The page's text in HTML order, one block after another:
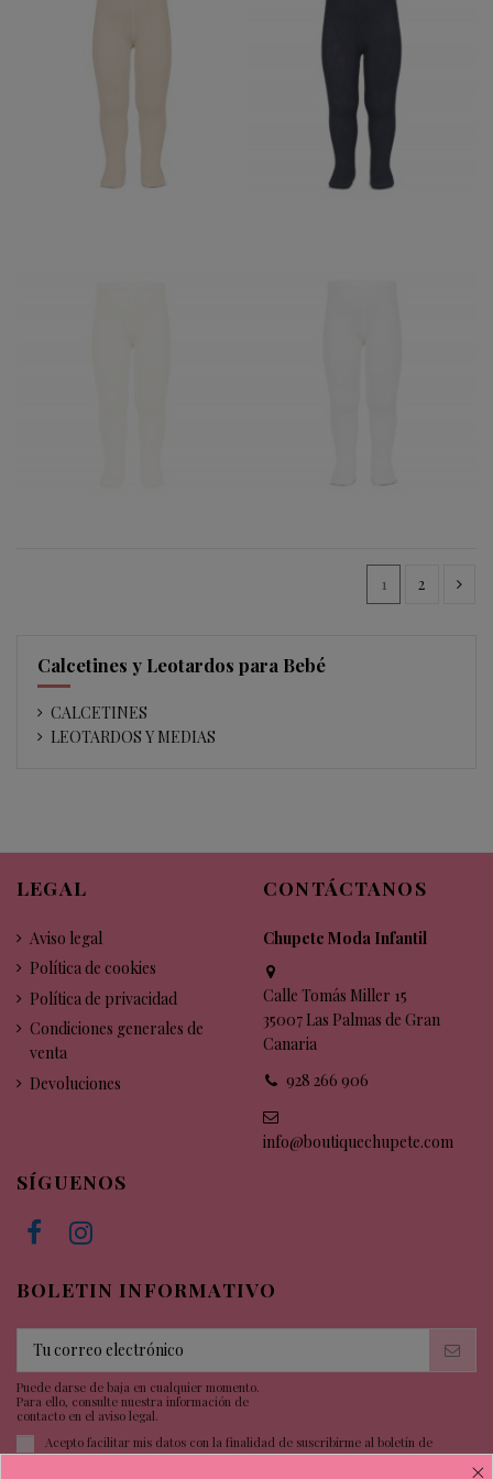
CONDOR LINO 304
LEOTARDO LISO
CONDOR CARBON
12,95 €
1 2
Calcetines y Leotardos para Bebé
CALCETINES
LEOTARDOS Y MEDIAS
LEGAL
Aviso legal
Política de cookies
Política de privacidad
Condiciones generales de
venta
Devoluciones
CONTÁCTANOS
Chupete Moda Infantil
Calle Tomás Miller 15
35007 Las Palmas de Gran
Canaria
928 266 906
info@boutiquechupete.com
SÍGUENOS
BOLETIN INFORMATIVO
Puede darse de baja en cualquier momento.
Para ello, consulte nuestra información de
contacto en el aviso legal.
Acepto facilitar mis datos con la finalidad de suscribirme al boletín de
noticias.
×